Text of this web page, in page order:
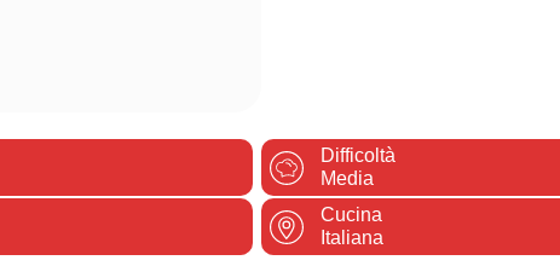
Difficoltà
Media
Cucina
Italiana